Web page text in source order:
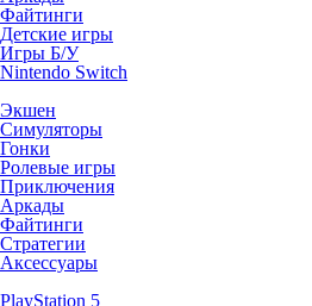
Файтинги
Детские игры
Игры Б/У
Nintendo Switch
Экшен
Симуляторы
Гонки
Ролевые игры
Приключения
Аркады
Файтинги
Стратегии
Аксессуары
PlayStation 5